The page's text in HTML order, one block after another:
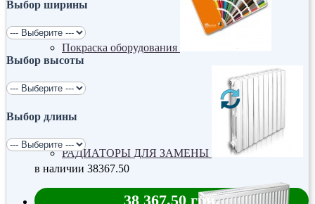
Покраска оборудования
РАДИАТОРЫ ДЛЯ ЗАМЕНЫ
Выбор ширины
Выбор высоты
Выбор длины
в наличии 38367.50
38 367.50 грн.